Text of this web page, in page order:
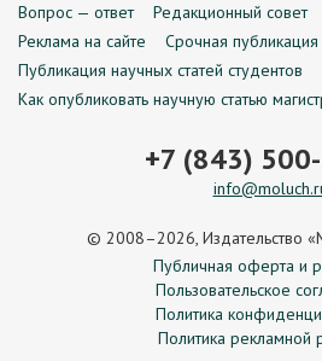
Вопрос — ответ Редакционный совет
Реклама на сайте
Срочная публикация
Публикация научных статей студентов
Как опубликовать научную статью
+7 (843)
© 2008–2026, Издательство
Публичная оферта и
Пользовательское
Политика
Политика рекламной